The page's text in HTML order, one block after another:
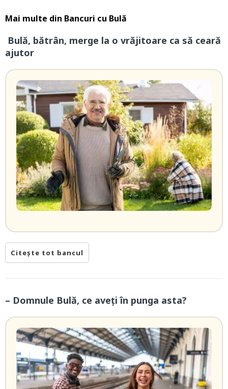
Mai multe din Bancuri cu Bulă
Bulă, bătrân, merge la o vrăjitoare ca să ceară
ajutor
Citește tot bancul
– Domnule Bulă, ce aveți în punga asta?